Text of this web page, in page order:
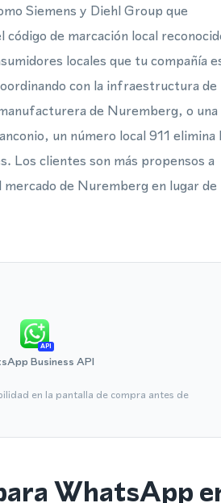
Siemens y Diehl Group que
de marcación local
locales que tu compañía
con la infraestructura de
de Nuremberg, o una
un número local 911 elimina
Los clientes son más propensos a
de Nuremberg en lugar de
API
Business API
en la pantalla de compra antes de
WhatsApp